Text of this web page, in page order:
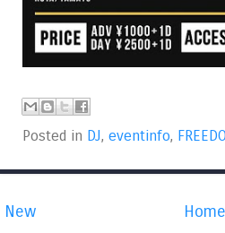
Posted in DJ, eventinfo,
New Home